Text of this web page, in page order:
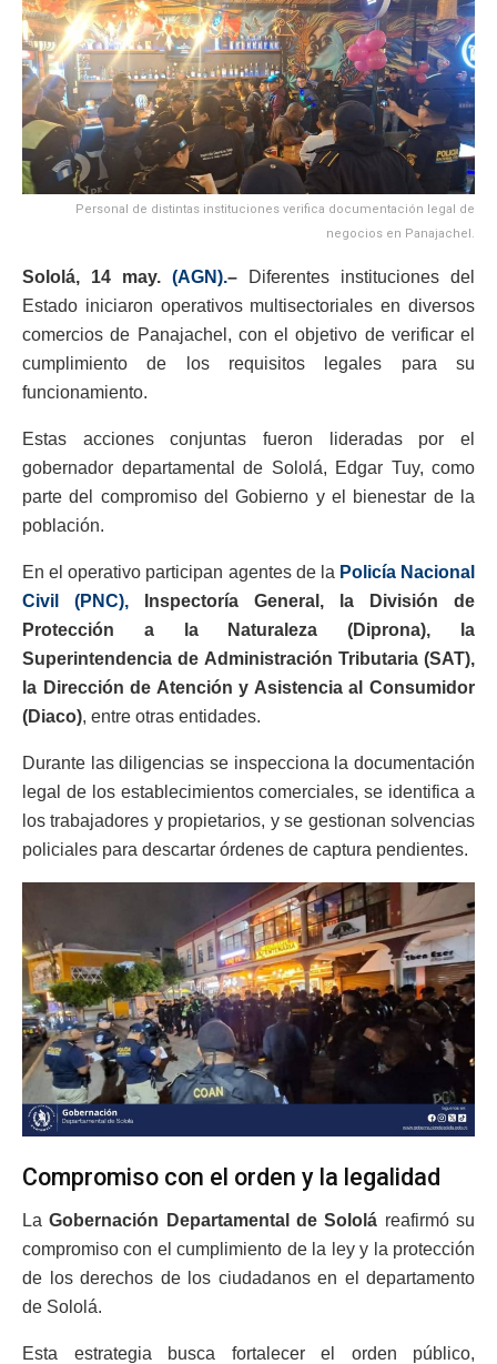
Personal de distintas instituciones verifica documentación legal de
negocios en Panajachel.
Sololá, 14 may. (AGN).– Diferentes instituciones del
Estado iniciaron operativos multisectoriales en diversos
comercios de Panajachel, con el objetivo de verificar el
cumplimiento de los requisitos legales para su
funcionamiento.
Estas acciones conjuntas fueron lideradas por el
gobernador departamental de Sololá, Edgar Tuy, como
parte del compromiso del Gobierno y el bienestar de la
población.
En el operativo participan agentes de la Policía Nacional
Civil (PNC),
Inspectoría General, la División de
Protección a la Naturaleza (Diprona), la
Superintendencia de Administración Tributaria (SAT),
la Dirección de Atención y Asistencia al Consumidor
(Diaco), entre otras entidades.
Durante las diligencias se inspecciona la documentación
legal de los establecimientos comerciales, se identifica a
los trabajadores y propietarios, y se gestionan solvencias
policiales para descartar órdenes de captura pendientes.
Compromiso con el orden y la legalidad
LaGobernación Departamental de Sololá reafirmó su
compromiso con el cumplimiento de la ley y la protección
de los derechos de los ciudadanos en el departamento
de Sololá.
Esta estrategia busca fortalecer el orden público,